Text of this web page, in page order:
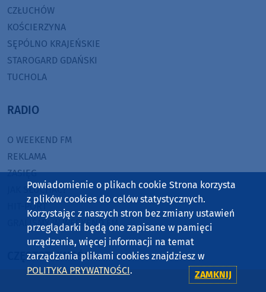
CZŁUCHÓW
KOŚCIERZYNA
SĘPÓLNO KRAJEŃSKIE
STAROGARD GDAŃSKI
TUCHOLA
RADIO
O WEEKEND FM
REKLAMA
ZASIĘG
JAK SŁUCHAĆ?
HIT-PORT
GRALIŚMY W WEEKEND FM
CZĘSTOTLIWOŚCI
Powiadomienie o plikach cookie Strona korzysta
z plików cookies do celów statystycznych.
Korzystając z naszych stron bez zmiany ustawień
przeglądarki będą one zapisane w pamięci
urządzenia, więcej informacji na temat
zarządzania plikami cookies znajdziesz w
POLITYKA PRYWATNOŚCI. ZAMKNIJ